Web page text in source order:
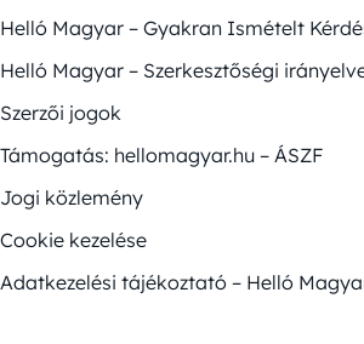
Helló Magyar – Gyakran Ismételt
Helló Magyar – Szerkesztőségi
Szerzői jogok
Támogatás: hellomagyar.hu – ÁSZF
Jogi közlemény
Cookie kezelése
Adatkezelési tájékoztató – Helló